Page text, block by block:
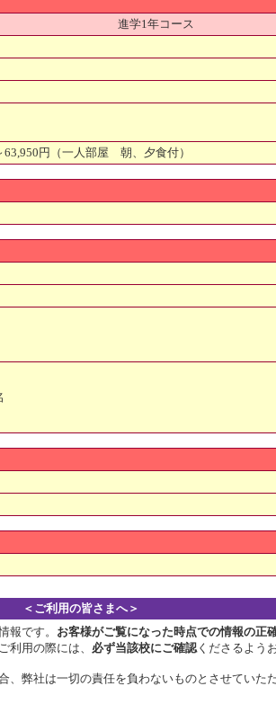
進学1年コース
円（一人部屋 朝、夕食付）
＜ご利用の皆さまへ＞
報です。 お客様がご覧になった時点での情報の正
利用の際には、 必ず当該校にご確認くださるよう
、弊社は一切の責任を負わないものとさせていた